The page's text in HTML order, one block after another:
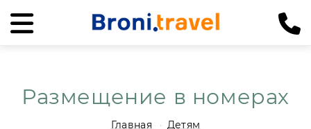
Размещение в номерах
Главная Детям